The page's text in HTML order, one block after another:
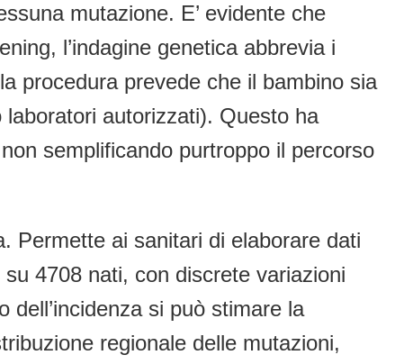
mutazione. E’ evidente che
l’indagine genetica abbrevia i
procedura prevede che il bambino sia
autorizzati). Questo ha
semplificando purtroppo il percorso
Permette ai sanitari di elaborare dati
4708 nati, con discrete variazioni
dell’incidenza si può stimare la
regionale delle mutazioni,